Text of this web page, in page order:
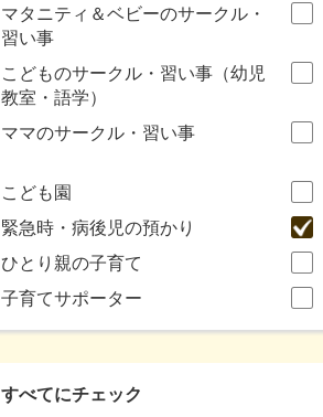
マタニティ＆ベビーのサークル・
習い事
こどものサークル・習い事（幼児
教室・語学）
ママのサークル・習い事
こども園
緊急時・病後児の預かり
ひとり親の子育て
子育てサポーター
すべてにチェック